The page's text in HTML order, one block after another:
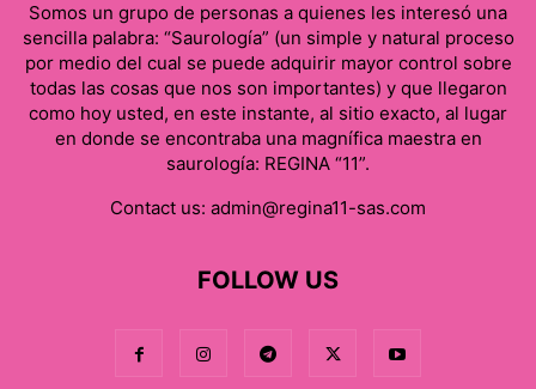
Somos un grupo de personas a quienes les interesó una
sencilla palabra: “Saurología” (un simple y natural proceso
por medio del cual se puede adquirir mayor control sobre
todas las cosas que nos son importantes) y que llegaron
como hoy usted, en este instante, al sitio exacto, al lugar
en donde se encontraba una magnífica maestra en
saurología: REGINA “11”.
Contact us: admin@regina11-sas.com
FOLLOW US